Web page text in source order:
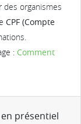
des organismes
CPF (Compte
: Comment
présentiel